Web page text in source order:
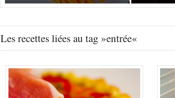
Les recettes liées au tag »entrée«